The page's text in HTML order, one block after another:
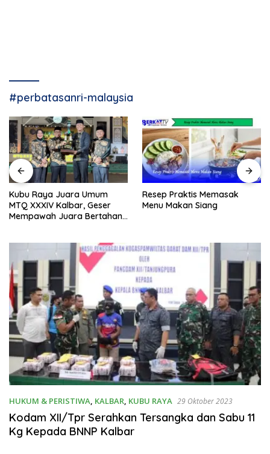
#perbatasanri-malaysia
Kubu Raya Juara Umum
MTQ XXXIV Kalbar, Geser
Mempawah Juara Bertahan
Resep Praktis Memasak
Menu Makan Siang
HUKUM & PERISTIWA KALBAR KUBU RAYA 29 Oktober 2023
Kodam XII/Tpr Serahkan Tersangka dan Sabu 11
Kg Kepada BNNP Kalbar